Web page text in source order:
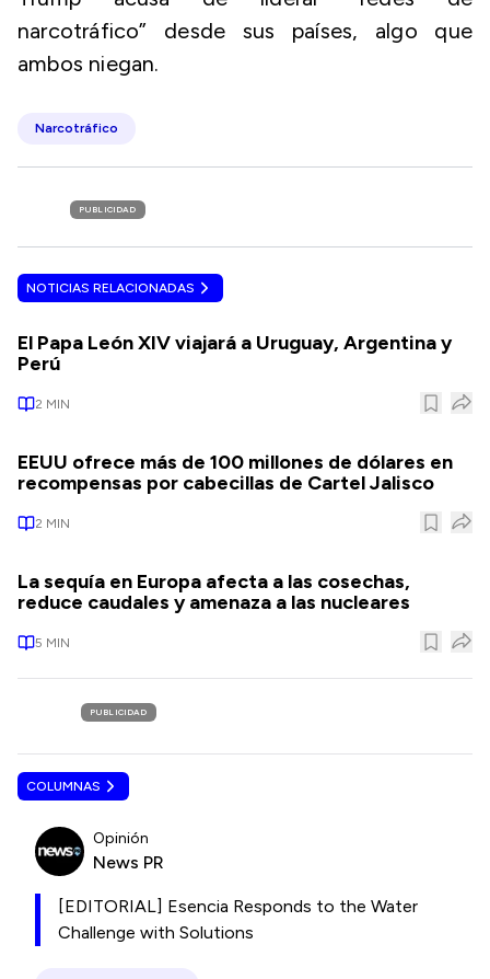
narcotráfico” desde sus países, algo que
ambos niegan.
Narcotráfico
PUBLICIDAD
NOTICIAS RELACIONADAS
El Papa León XIV viajará a Uruguay, Argentina y
Perú
2 MIN
EEUU ofrece más de 100 millones de dólares en
recompensas por cabecillas de Cartel Jalisco
2 MIN
La sequía en Europa afecta a las cosechas,
reduce caudales y amenaza a las nucleares
5 MIN
PUBLICIDAD
COLUMNAS
Opinión
News PR
[EDITORIAL] Esencia Responds to the Water
Challenge with Solutions